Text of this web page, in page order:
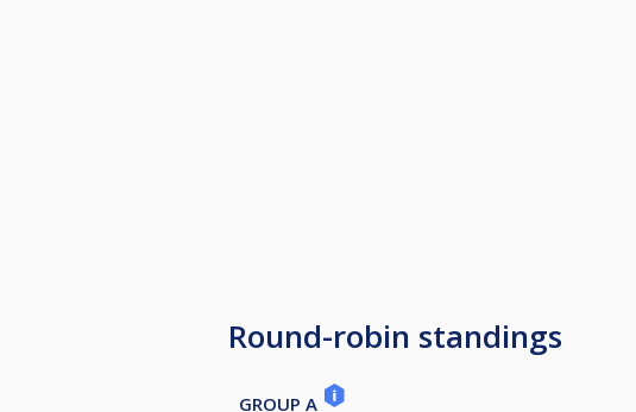
Round-robin standings
GROUP A